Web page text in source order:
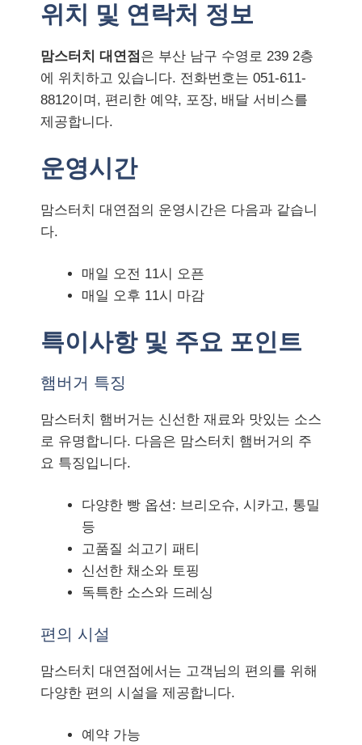
위치 및 연락처 정보
맘스터치 대연점 은 부산 남구 수영로 239 2층
에 위치하고 있습니다. 전화번호는 051-611-
8812이며, 편리한 예약, 포장, 배달 서비스를
제공합니다.
운영시간
맘스터치 대연점의 운영시간은 다음과 같습니
다.
매일 오전 11시 오픈
매일 오후 11시 마감
특이사항 및 주요 포인트
햄버거 특징
맘스터치 햄버거는 신선한 재료와 맛있는 소스
로 유명합니다. 다음은 맘스터치 햄버거의 주
요 특징입니다.
다양한 빵 옵션: 브리오슈, 시카고, 통밀
등
고품질 쇠고기 패티
신선한 채소와 토핑
독특한 소스와 드레싱
편의 시설
맘스터치 대연점에서는 고객님의 편의를 위해
다양한 편의 시설을 제공합니다.
예약 가능